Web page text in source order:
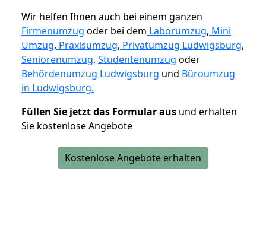
Wir helfen Ihnen auch bei einem ganzen
Firmenumzug oder bei dem Laborumzug, Mini
Umzug, Praxisumzug, Privatumzug Ludwigsburg,
Seniorenumzug, Studentenumzug oder
Behördenumzug Ludwigsburg und Büroumzug
in Ludwigsburg.
Füllen Sie jetzt das Formular aus und erhalten
Sie kostenlose Angebote
Kostenlose Angebote erhalten